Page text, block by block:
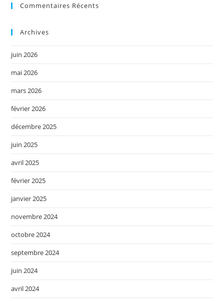
Commentaires Récents
Archives
juin 2026
mai 2026
mars 2026
février 2026
décembre 2025
juin 2025
avril 2025
février 2025
janvier 2025
novembre 2024
octobre 2024
septembre 2024
juin 2024
avril 2024